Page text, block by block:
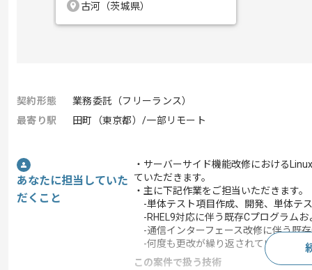
古河（茨城県）
契約形態
業務委託（フリーランス）
最寄り駅
田町（東京都）/一部リモート
あなたに担当していた
だくこと
・サーバーサイド機能改修における
ていただきます。
・主に下記作業をご担当いただきます。
-単体テスト項目作成、開発、単体テ
-RHEL9対応に伴う既存Cプログラムお
-通信インターフェース改修に伴う既
-何度も更改が繰り返されている古い
この案件で扱う技術